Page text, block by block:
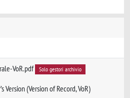
VoR.pdf Solo gestori archivio
(Version of Record, VoR)